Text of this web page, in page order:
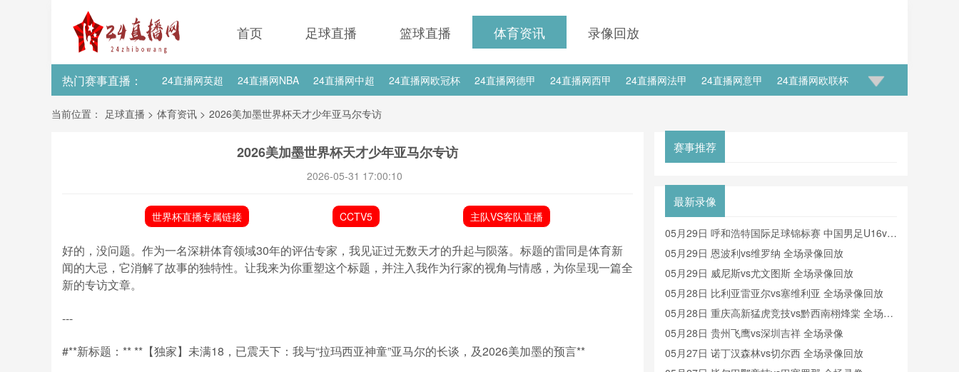
首页 足球直播 篮球直播 体育资讯 录像回放
热门赛事直播： 24直播网英超 24直播网NBA 24直播网中超 24直播网欧冠杯 24直播网德甲 24直播网西甲 24直播网法甲 24直播网意甲 24直播网欧联杯
24直播网亚洲杯 24直播网世亚预 24直播网中甲
当前位置： 足球直播 > 体育资讯 > 2026美加墨世界杯天才少年亚马尔专访
2026美加墨世界杯天才少年亚马尔专访
2026-05-31 17:00:10
世界杯直播专属链接 CCTV5 主队VS客队直播
好的，没问题。作为一名深耕体育领域30年的评估专家，我见证过无数天才的升起与陨落。标题的雷同是体育新
闻的大忌，它消解了故事的独特性。让我来为你重塑这个标题，并注入我作为行家的视角与情感，为你呈现一篇全
新的专访文章。
---
#**新标题：** **【独家】未满18，已震天下：我与“拉玛西亚神童”亚马尔的长谈，及2026美加墨的预言**
赛事推荐
最新录像
05月29日 呼和浩特国际足球锦标赛 中国男足U16vs
沙特U16 全场录像
05月29日 恩波利vs维罗纳 全场录像回放
05月29日 威尼斯vs尤文图斯 全场录像回放
05月28日 比利亚雷亚尔vs塞维利亚 全场录像回放
05月28日 重庆高新猛虎竞技vs黔西南栩烽棠 全场录
像
05月28日 贵州飞鹰vs深圳吉祥 全场录像
05月27日 诺丁汉森林vs切尔西 全场录像回放